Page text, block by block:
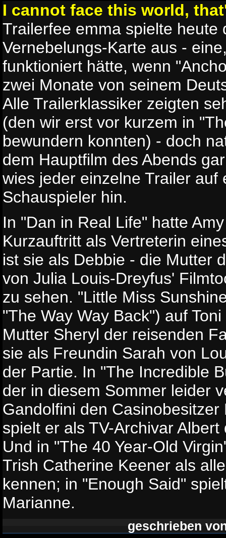
I cannot face this world,
Trailerfee emma spielte heute
Vernebelungs-Karte aus -
funktioniert hätte, wenn
zwei Monate von seinem
Alle Trailerklassiker zeigten
(den wir erst vor kurzem in
bewundern konnten) - doch
dem Hauptfilm des Abends
wies jeder einzelne Trailer auf
Schauspieler hin.
In "Dan in Real Life" hatte
Kurzauftritt als Vertreterin
ist sie als Debbie - die Mutter
von Julia Louis-Dreyfus'
zu sehen. "Little Miss
"The Way Way Back") auf
Mutter Sheryl der reisenden
sie als Freundin Sarah von
der Partie. In "The Incredible
der in diesem Sommer leider
Gandolfini den
spielt er als TV-Archivar
Und in "The 40 Year-Old
Trish Catherine Keener als
kennen; in "Enough Said"
Marianne.
geschrieben